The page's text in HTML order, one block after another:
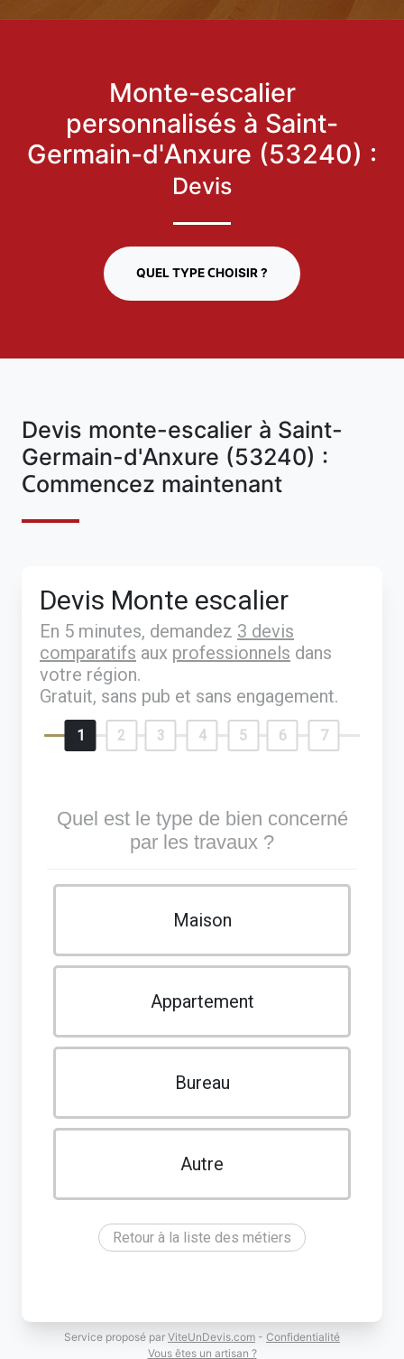
Monte-escalier
personnalisés à Saint-
Germain-d'Anxure (53240) :
Devis
QUEL TYPE CHOISIR ?
Devis monte-escalier à Saint-
Germain-d'Anxure (53240) :
Commencez maintenant
Devis Monte escalier
En 5 minutes, demandez 3 devis
comparatifs aux professionnels dans
votre région.
Gratuit, sans pub et sans engagement.
1 2 3 4 5 6 7
Quel est le type de bien concerné
par les travaux ?
Maison
Appartement
Bureau
Autre
Retour à la liste des métiers
Service proposé par ViteUnDevis.com - Confidentialité
Vous êtes un artisan ?